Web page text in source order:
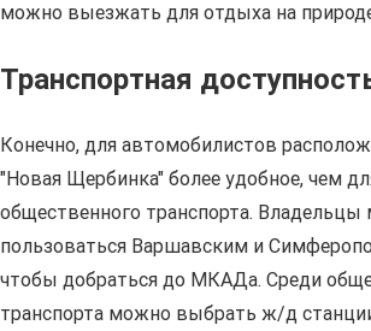
можно выезжать для отдыха на
Транспортная
Конечно, для автомобилистов
"Новая Щербинка" более удобное, чем
общественного транспорта.
пользоваться Варшавским и
чтобы добраться до МКАДа. Среди
транспорта можно выбрать ж/д